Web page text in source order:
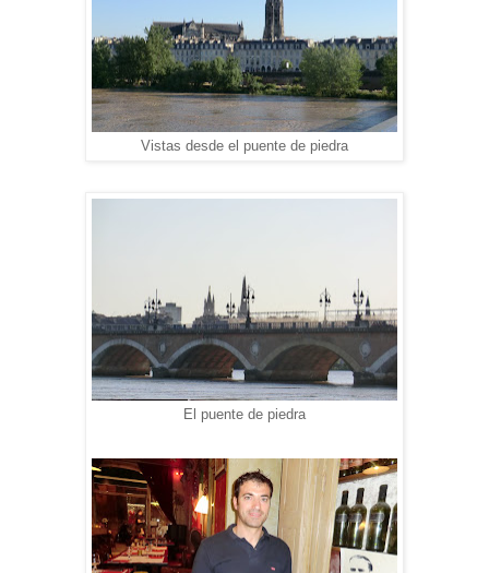
Vistas desde el puente de piedra
El puente de piedra